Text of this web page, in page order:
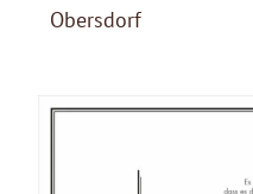
Obersdorf